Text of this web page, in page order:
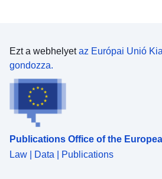
Ezt a webhelyetaz Európai Unió
gondozza.
Publications Office of the
Law | Data | Publications